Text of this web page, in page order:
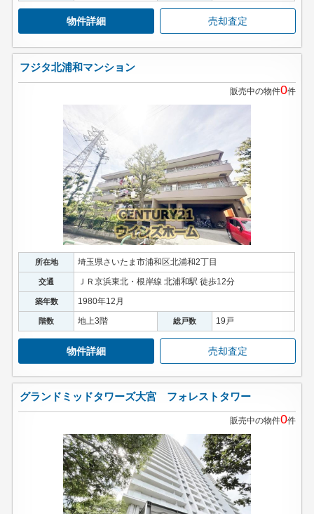
物件詳細 売却査定
フジタ北浦和マンション
販売中の物件0件
所在地 埼玉県さいたま市浦和区北浦和2丁目
交通 ＪＲ京浜東北・根岸線 北浦和駅 徒歩12分
築年数 1980年12月
階数 地上3階 総戸数 19戸
物件詳細 売却査定
グランドミッドタワーズ大宮 フォレストタワー
販売中の物件0件